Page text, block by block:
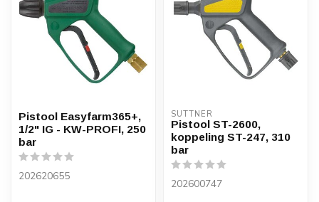
Pistool Easyfarm365+,
1/2" IG - KW-PROFI, 250
bar
202620655
SUTTNER
Pistool ST-2600,
koppeling ST-247, 310
bar
202600747